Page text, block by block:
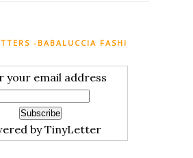
-BABALUCCIA FASHION AND MY
your email address
by TinyLetter